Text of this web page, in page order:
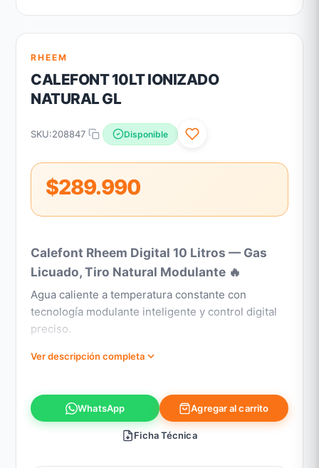
RHEEM
CALEFONT 10LT IONIZADO
NATURAL GL
SKU:208847 Disponible
$289.990
Calefont Rheem Digital 10 Litros — Gas
Licuado, Tiro Natural Modulante 🔥
Agua caliente a temperatura constante con
tecnología modulante inteligente y control digital
preciso.
ℹ️ INFORMACIÓN TÉCNICA
Capacidad:10 litros/minuto
Alimentación:Gas licuado
Rheem Prestige Digital Modulante
Ver descripción completa
WhatsApp Agregar al carrito
Ficha Técnica